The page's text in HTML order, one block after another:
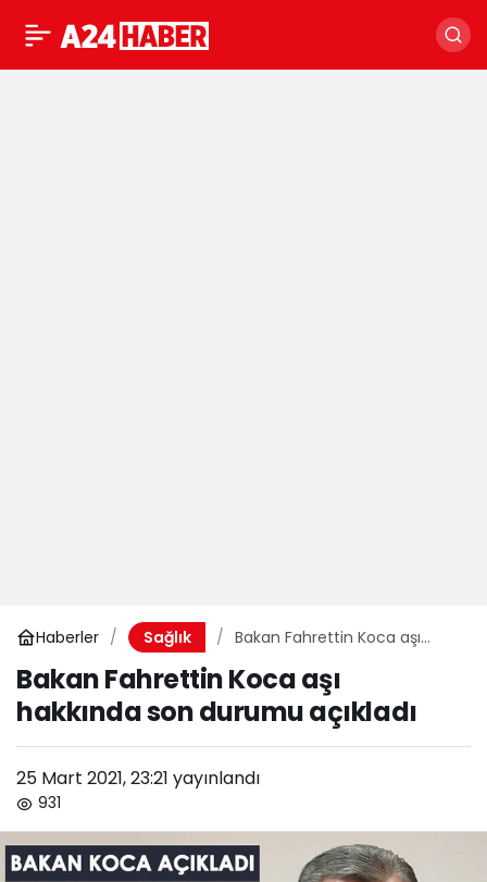
Haberler Sağlık
Bakan Fahrettin Koca aşı
Bakan Fahrettin Koca aşı
hakkında son durumu açıkladı
25 Mart 2021, 23:21 yayınlandı
931